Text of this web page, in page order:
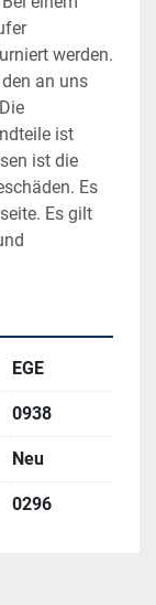
werden.
an uns
ist
ist die
Es
Es gilt
EGE
0938
Neu
0296